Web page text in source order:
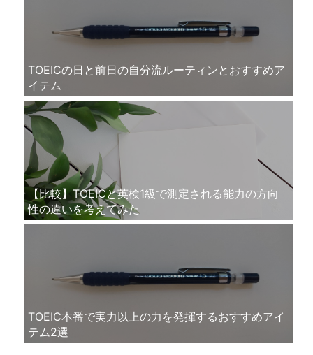
TOEICの日と前日の自分流ルーティンとおすすめア
イテム
【比較】TOEICと英検1級で測定される能力の方向
性の違いを考えてみた
TOEIC本番で実力以上の力を発揮するおすすめアイ
テム2選